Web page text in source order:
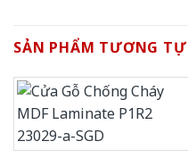
SẢN PHẨM TƯƠNG TỰ